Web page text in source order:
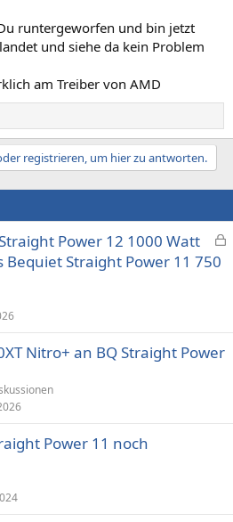
runtergeworfen und bin jetzt
und siehe da kein Problem
am Treiber von AMD
registrieren, um hier zu antworten.
r
Power 12 1000 Watt
Bequiet Straight Power 11 750
Nitro+ an BQ Straight Power
Power 11 noch